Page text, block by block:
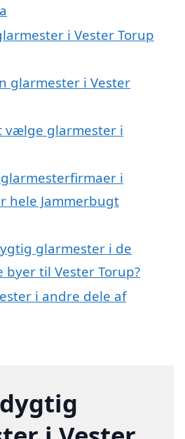
i Vester Torup
glarmester i Vester
vælge glarmester i
i
hele Jammerbugt
glarmester i de
til Vester Torup?
i andre dele af